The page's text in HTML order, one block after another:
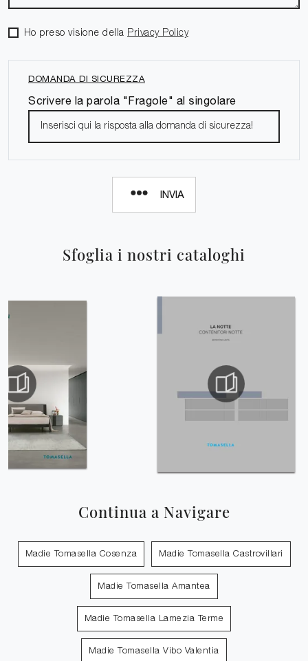
Sfoglia i nostri cataloghi
Continua a Navigare
Madie Tomasella Cosenza Madie Tomasella Castrovillari
Madie Tomasella Amantea
Madie Tomasella Lamezia Terme
Madie Tomasella Vibo Valentia
Ho preso visione della Privacy Policy
DOMANDA DI SICUREZZA
Scrivere la parola "Fragole" al singolare
INVIA